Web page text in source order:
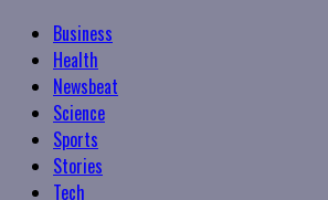
Business
Health
Newsbeat
Science
Sports
Stories
Tech